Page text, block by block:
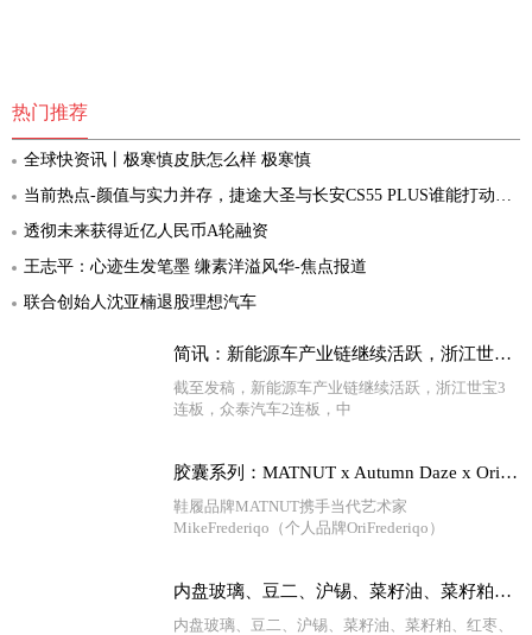
热门推荐
全球快资讯丨极寒慎皮肤怎么样 极寒慎
当前热点-颜值与实力并存，捷途大圣与长安CS55 PLUS谁能打动你？
透彻未来获得近亿人民币A轮融资
王志平：心迹生发笔墨 缣素洋溢风华-焦点报道
联合创始人沈亚楠退股理想汽车
简讯：新能源车产业链继续活跃，浙江世宝3连板
截至发稿，新能源车产业链继续活跃，浙江世宝3
连板，众泰汽车2连板，中
胶囊系列：MATNUT x Autumn Daze x Ori 天天快消息
鞋履品牌MATNUT携手当代艺术家
MikeFrederiqo（个人品牌OriFrederiqo）
内盘玻璃、豆二、沪锡、菜籽油、菜籽粕、红枣、纸浆、生猪期货主力开盘涨超1%
内盘玻璃、豆二、沪锡、菜籽油、菜籽粕、红枣、